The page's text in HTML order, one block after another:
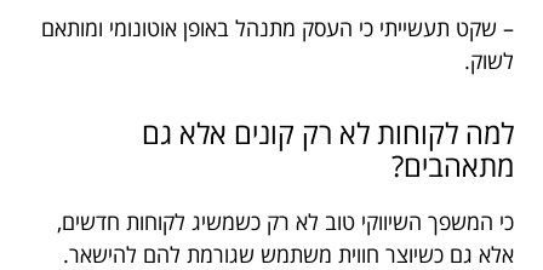
– שקט תעשייתי כי העסק מתנהל באופן אוטונומי ומותאם
לשוק.
למה לקוחות לא רק קונים אלא גם
מתאהבים?
כי המשפך השיווקי טוב לא רק כשמשיג לקוחות חדשים,
אלא גם כשיוצר חווית משתמש שגורמת להם להישאר.